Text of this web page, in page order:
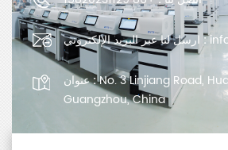
ارسل لنا عبر البريد الإلكتروني :
عنوان :No. 3 Linjiang Road,
Guangzhou, China